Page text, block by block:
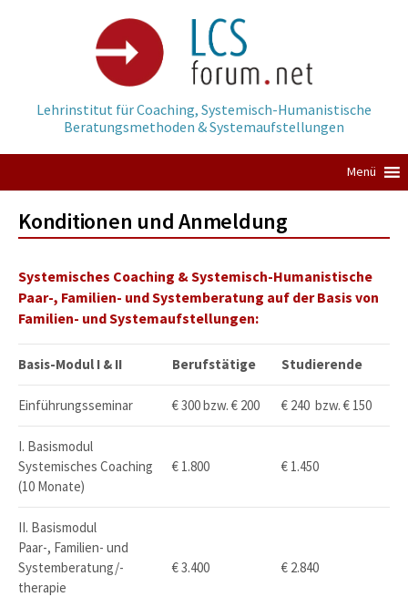
Lehrinstitut für Coaching, Systemisch-Humanistische
Beratungsmethoden & Systemaufstellungen
Menü
Konditionen und Anmeldung
Systemisches Coaching & Systemisch-Humanistische
Paar-, Familien- und Systemberatung auf der Basis von
Familien- und Systemaufstellungen:
Basis-Modul I & II Berufstätige Studierende
Einführungsseminar € 300 bzw. € 200 € 240 bzw. € 150
I. Basismodul
Systemisches Coaching
(10 Monate)
€ 1.800 € 1.450
II. Basismodul
Paar-, Familien- und
Systemberatung/-
therapie
€ 3.400 € 2.840